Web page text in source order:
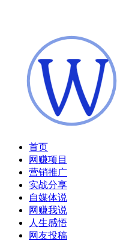
首页
网赚项目
营销推广
实战分享
自媒体说
网赚我说
人生感悟
网友投稿